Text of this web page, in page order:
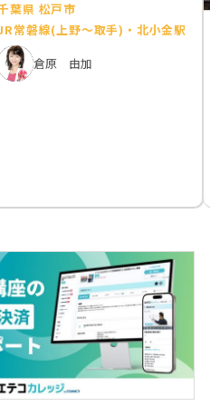
葉県 松戸市
常磐線(上野～取手)・北小金駅
倉原 由加